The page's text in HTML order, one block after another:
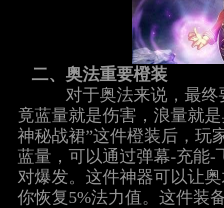
二、奥法重要橙装
对于奥法来说，最终
竟蓝量就是伤害，浪量就
神秘战裙”这件橙装后，玩
蓝量，可以通过弹幕-充能-
对爆发。这件神器可以让
你恢复5%法力值。这件装